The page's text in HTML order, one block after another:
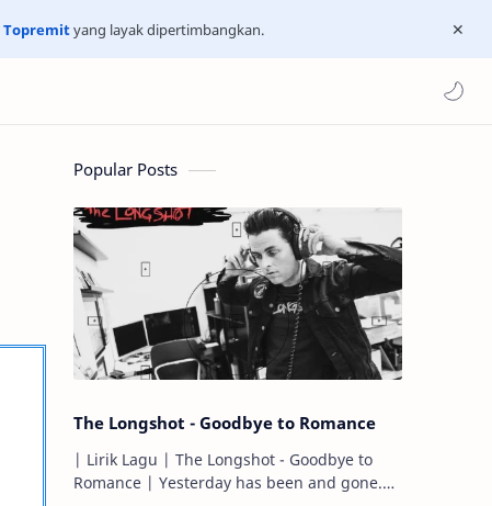
Topremityang layak dipertimbangkan.
Popular Posts
The Longshot - Goodbye to Romance
| Lirik Lagu | The Longshot - Goodbye to
Romance | Yesterday has been and gone.